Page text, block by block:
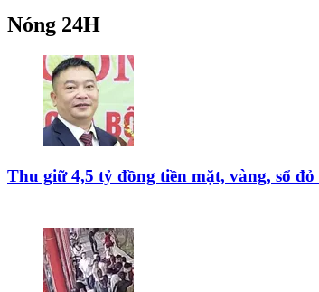
Nóng 24H
Thu giữ 4,5 tỷ đồng tiền mặt, vàng, sổ